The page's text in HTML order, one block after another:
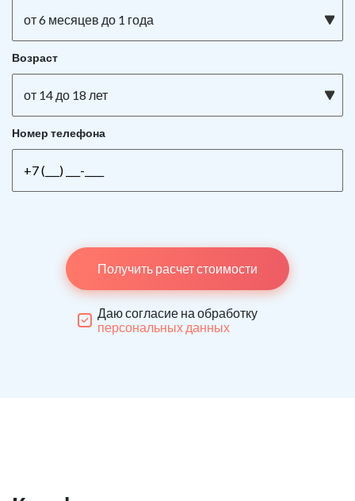
от 6 месяцев до 1 года
Возраст
от 14 до 18 лет
Номер телефона
Получить расчет стоимости
Даю согласие на обработку
персональных данных